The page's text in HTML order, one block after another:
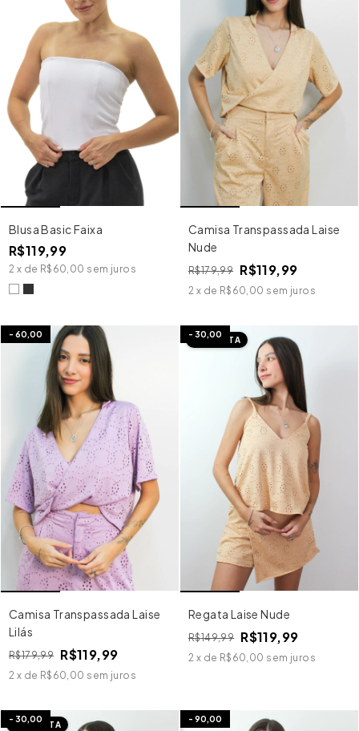
Blusa Basic Faixa
R$119,99
2 x de R$60,00 sem juros
Camisa Transpassada Laise
Nude
R$179,99 R$119,99
2 x de R$60,00 sem juros
- 60,00
Camisa Transpassada Laise
Lilás
R$179,99 R$119,99
2 x de R$60,00 sem juros
- 30,00
Regata Laise Nude
R$149,99 R$119,99
2 x de R$60,00 sem juros
IMEDIATA
- 30,00
IMEDIATA
- 90,00